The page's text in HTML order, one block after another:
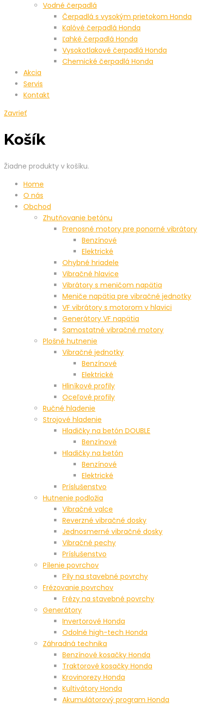
Vodné čerpadlá
Čerpadlá s vysokým prietokom Honda
Kalóvé čerpadlá Honda
Ľahké čerpadlá Honda
Vysokotlakové čerpadlá Honda
Chemické čerpadlá Honda
Akcia
Servis
Kontakt
Zavrieť
Košík
Žiadne produkty v košíku.
Home
O nás
Obchod
Zhutňovanie betónu
Prenosné motory pre ponorné vibrátory
Benzínové
Elektrické
Ohybné hriadele
Vibračné hlavice
Vibrátory s meničom napätia
Meniče napätia pre vibračné jednotky
VF vibrátory s motorom v hlavici
Generátory VF napätia
Samostatné vibračné motory
Plošné hutnenie
Vibračné jednotky
Benzínové
Elektrické
Hliníkové profily
Oceľové profily
Ručné hladenie
Strojové hladenie
Hladičky na betón DOUBLE
Benzínové
Hladičky na betón
Benzínové
Elektrické
Príslušenstvo
Hutnenie podložia
Vibračné valce
Reverzné vibračné dosky
Jednosmerné vibračné dosky
Vibračné pechy
Príslušenstvo
Pílenie povrchov
Píly na stavebné povrchy
Frézovanie povrchov
Frézy na stavebné povrchy
Generátory
Invertorové Honda
Odolné high-tech Honda
Záhradná technika
Benzínové kosačky Honda
Traktorové kosačky Honda
Krovinorezy Honda
Kultivátory Honda
Akumulátorový program Honda